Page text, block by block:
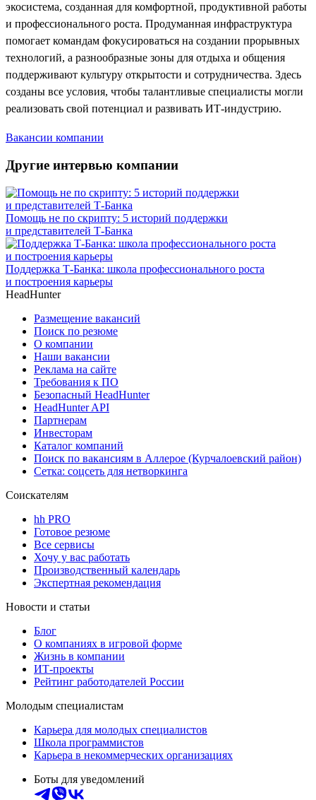
экосистема, созданная для комфортной, продуктивной работы
и профессионального роста. Продуманная инфраструктура
помогает командам фокусироваться на создании прорывных
технологий, а разнообразные зоны для отдыха и общения
поддерживают культуру открытости и сотрудничества. Здесь
созданы все условия, чтобы талантливые специалисты могли
реализовать свой потенциал и развивать ИТ-индустрию.
Вакансии компании
Другие интервью компании
Помощь не по скрипту: 5 историй поддержки
и представителей Т-Банка
Поддержка Т-Банка: школа профессионального роста
и построения карьеры
HeadHunter
Размещение вакансий
Поиск по резюме
О компании
Наши вакансии
Реклама на сайте
Требования к ПО
Безопасный HeadHunter
HeadHunter API
Партнерам
Инвесторам
Каталог компаний
Поиск по вакансиям в Аллерое (Курчалоевский район)
Сетка: соцсеть для нетворкинга
Соискателям
hh PRO
Готовое резюме
Все сервисы
Хочу у вас работать
Производственный календарь
Экспертная рекомендация
Новости и статьи
Блог
О компаниях в игровой форме
Жизнь в компании
ИТ-проекты
Рейтинг работодателей России
Молодым специалистам
Карьера для молодых специалистов
Школа программистов
Карьера в некоммерческих организациях
Боты для уведомлений